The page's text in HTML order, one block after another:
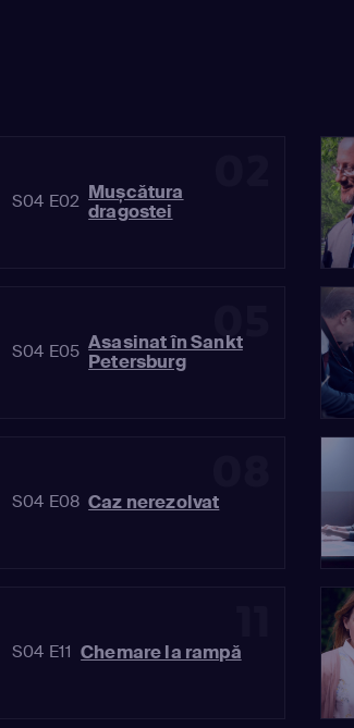
S04 E02 Mușcătura
dragostei
05
S04 E05 Asasinat în Sankt
Petersburg
S04 E08 Caz nerezolvat
S04 E11 Chemare la rampă